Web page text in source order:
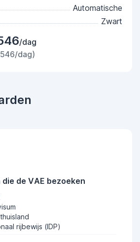
Automatische
Zwart
/dag
dag)
de VAE bezoeken
rijbewijs (IDP)